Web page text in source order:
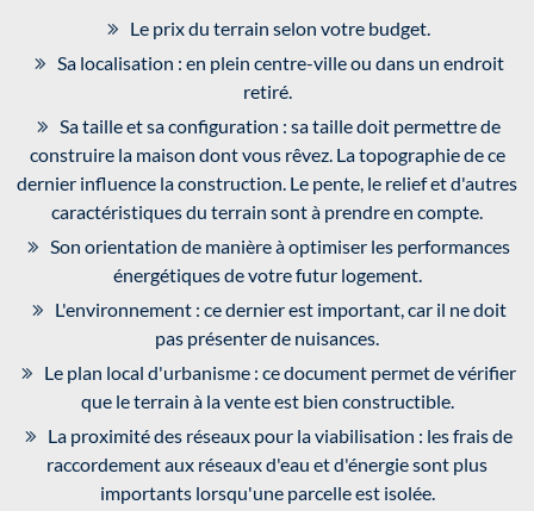
Le prix du terrain selon votre budget.
Sa localisation : en plein centre-ville ou dans un endroit
retiré.
Sa taille et sa configuration : sa taille doit permettre de
construire la maison dont vous rêvez. La topographie de ce
dernier influence la construction. Le pente, le relief et d'autres
caractéristiques du terrain sont à prendre en compte.
Son orientation de manière à optimiser les performances
énergétiques de votre futur logement.
L'environnement : ce dernier est important, car il ne doit
pas présenter de nuisances.
Le plan local d'urbanisme : ce document permet de vérifier
que le terrain à la vente est bien constructible.
La proximité des réseaux pour la viabilisation : les frais de
raccordement aux réseaux d'eau et d'énergie sont plus
importants lorsqu'une parcelle est isolée.